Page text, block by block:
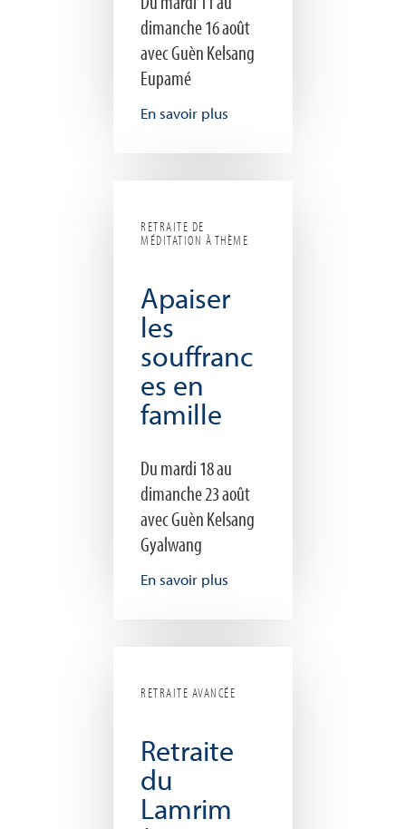
dimanche 16 août
avec Guèn Kelsang
Eupamé
En savoir plus
RETRAITE DE
MÉDITATION À THÈME
Apaiser
les
souffranc
es en
famille
Du mardi 18 au
dimanche 23 août
avec Guèn Kelsang
Gyalwang
En savoir plus
RETRAITE AVANCÉE
Retraite
du
Lamrim